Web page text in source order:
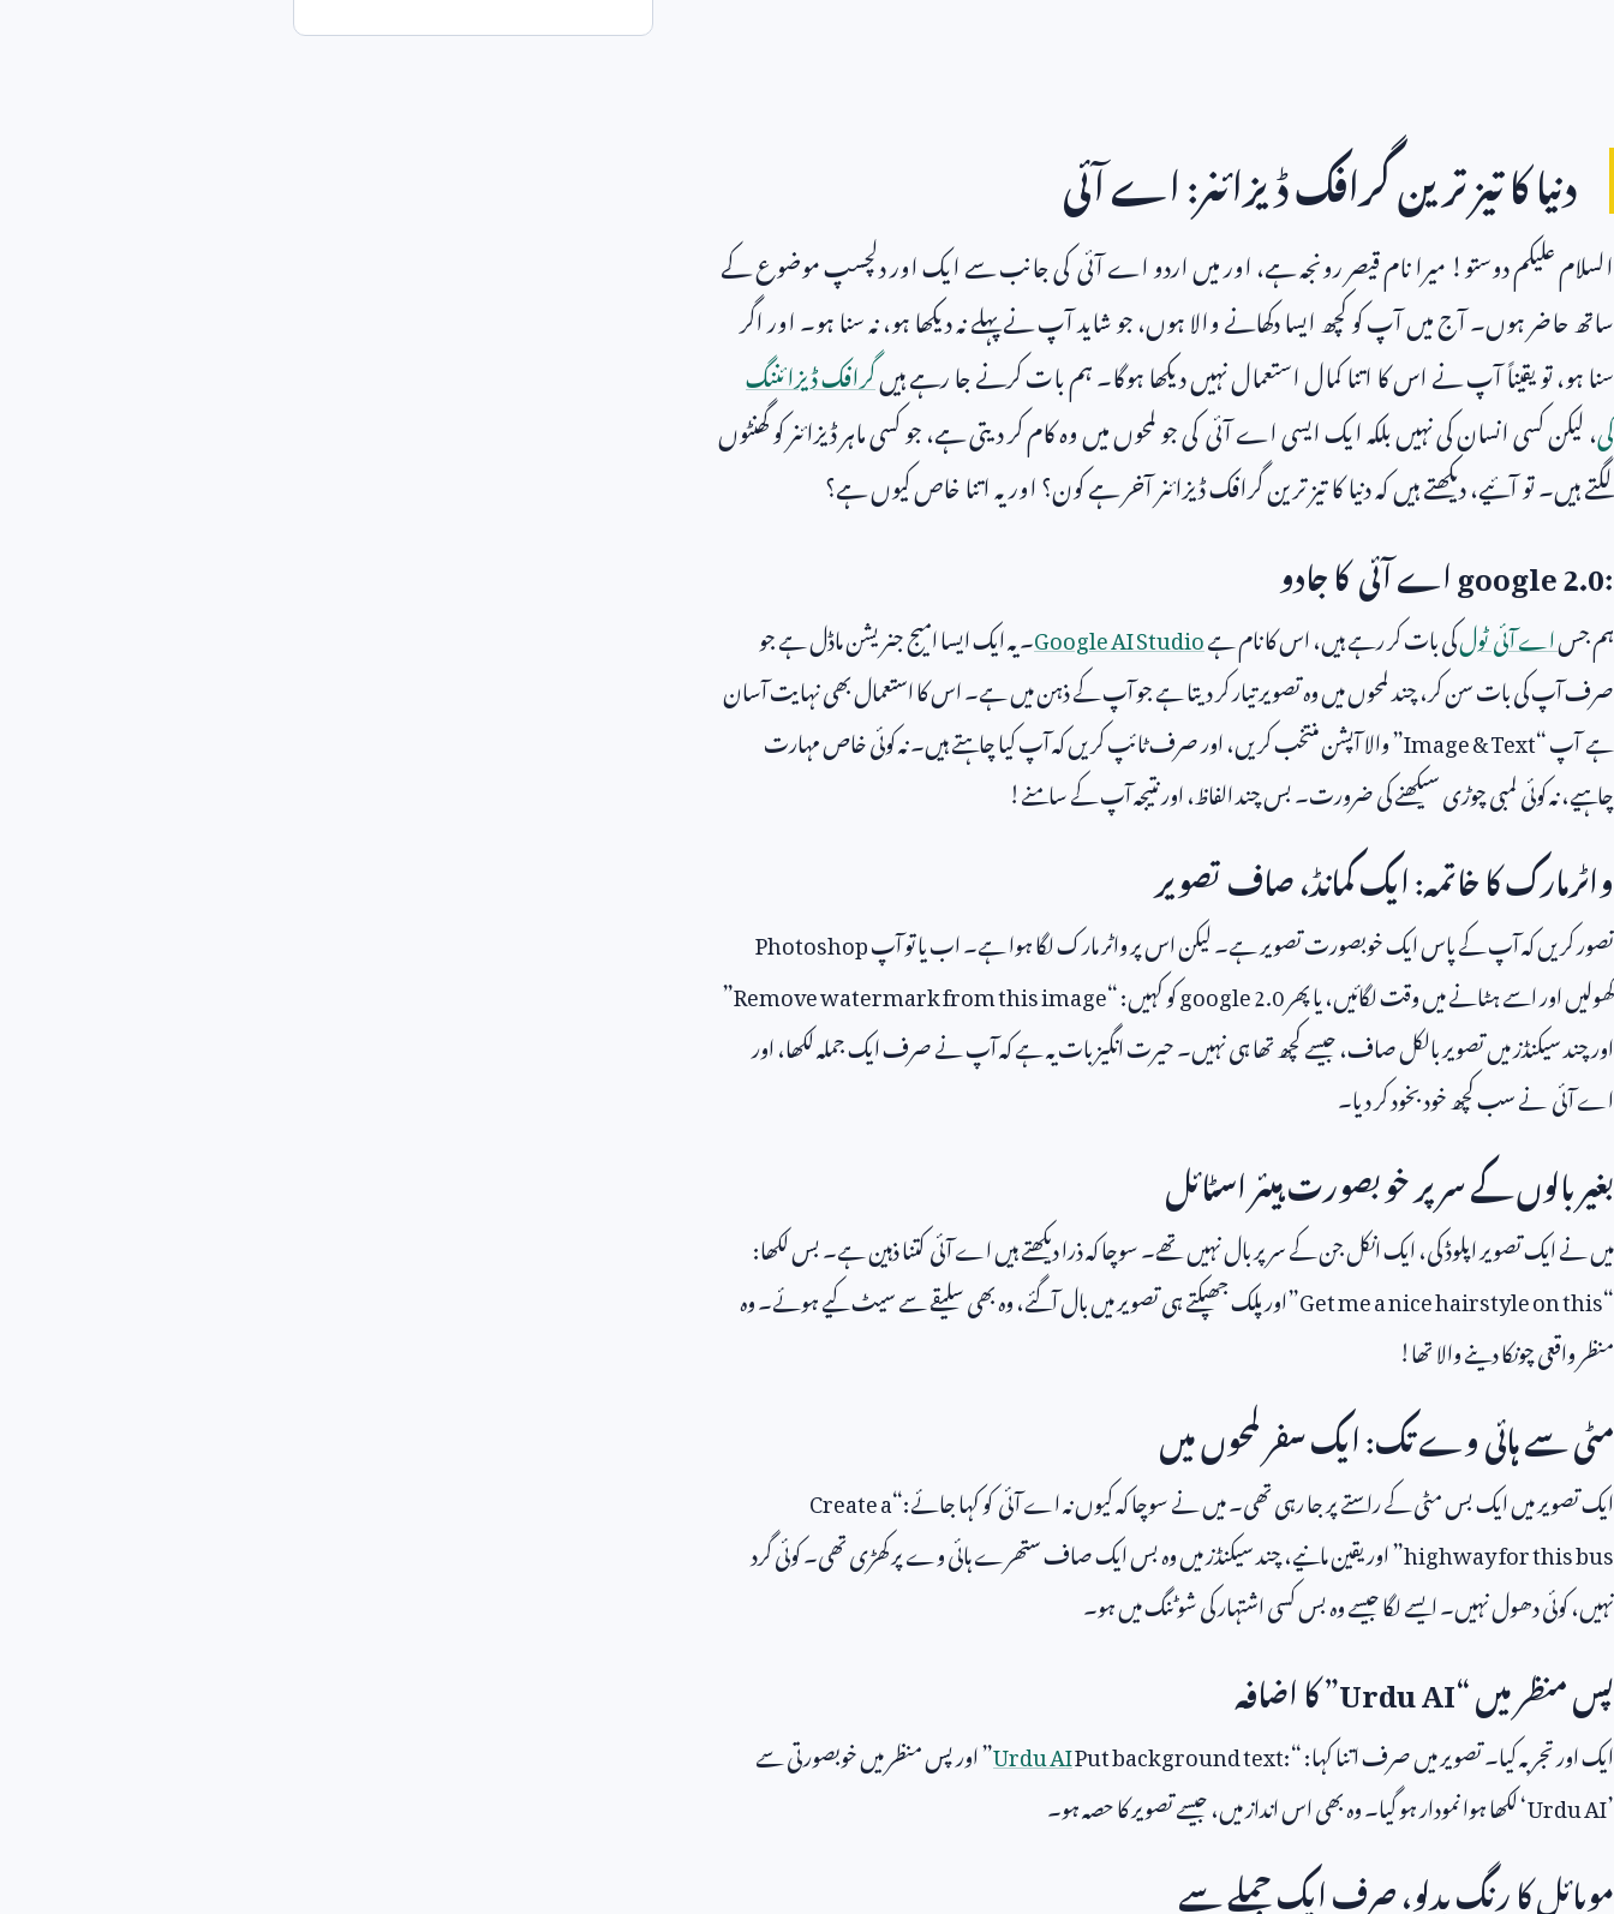
دنیا کا تیز ترین گرافک ڈیزائنر: اے آئی
السلام علیکم دوستو! میرا نام قیصر رونجہ ہے، اور میں اردو اے آئی کی جانب سے ایک اور دلچسپ موضوع کے
ساتھ حاضر ہوں۔ آج میں آپ کو کچھ ایسا دکھانے والا ہوں، جو شاید آپ نے پہلے نہ دیکھا ہو، نہ سنا ہو۔ اور اگر
سنا ہو، تو یقیناً آپ نے اس کا اتنا کمال استعمال نہیں دیکھا ہوگا۔ ہم بات کرنے جا رہے ہیںگرافک ڈیزائننگ
کی، لیکن کسی انسان کی نہیں بلکہ ایک ایسی اے آئی کی جو لمحوں میں وہ کام کر دیتی ہے، جو کسی ماہر ڈیزائنر کو گھنٹوں
لگتے ہیں۔ تو آئیے، دیکھتے ہیں کہ دنیا کا تیز ترین گرافک ڈیزائنر آخر ہے کون؟ اور یہ اتنا خاص کیوں ہے؟
google 2.0:اے آئی کا جادو
ہم جساے آئی ٹولکی بات کر رہے ہیں، اس کا نام ہےGoogle AI Studio۔ یہ ایک ایسا امیج جنریشن ماڈل ہے جو
صرف آپ کی بات سن کر، چند لمحوں میں وہ تصویر تیار کر دیتا ہے جو آپ کے ذہن میں ہے۔ اس کا استعمال بھی نہایت آسان
ہے آپ “Image & Text” والا آپشن منتخب کریں، اور صرف ٹائپ کریں کہ آپ کیا چاہتے ہیں۔ نہ کوئی خاص مہارت
چاہیے، نہ کوئی لمبی چوڑی سیکھنے کی ضرورت۔ بس چند الفاظ، اور نتیجہ آپ کے سامنے!
واٹرمارک کا خاتمہ: ایک کمانڈ، صاف تصویر
تصور کریں کہ آپ کے پاس ایک خوبصورت تصویر ہے۔ لیکن اس پر واٹر مارک لگا ہوا ہے۔ اب یا تو آپPhotoshop
کھولیں اور اسے ہٹانے میں وقت لگائیں، یا پھرgoogle 2.0کو کہیں: “Remove watermark from this image
”
اور چند سیکنڈز میں تصویر بالکل صاف، جیسے کچھ تھا ہی نہیں۔ حیرت انگیز بات یہ ہے کہ آپ نے صرف ایک جملہ لکھا، اور
اے آئی نے سب کچھ خود بخود کر دیا۔
بغیر بالوں کے سر پر خوبصورت ہیئر اسٹائل
میں نے ایک تصویر اپلوڈ کی، ایک انکل جن کے سر پر بال نہیں تھے۔ سوچا کہ ذرا دیکھتے ہیں اے آئی کتنا ذہین ہے۔ بس لکھا:
“
Get me a nice hairstyle on this”اور پلک جھپکتے ہی تصویر میں بال آگئے، وہ بھی سلیقے سے سیٹ کیے ہوئے۔ وہ
منظر واقعی چونکا دینے والا تھا!
مٹی سے ہائی وے تک: ایک سفر لمحوں میں
ایک تصویر میں ایک بس مٹی کے راستے پر جا رہی تھی۔ میں نے سوچا کہ کیوں نہ اے آئی کو کہا جائے:“Create a
highway for this bus” اور یقین مانیے، چند سیکنڈز میں وہ بس ایک صاف ستھرے ہائی وے پر کھڑی تھی۔ کوئی گرد
نہیں، کوئی دھول نہیں۔ ایسے لگا جیسے وہ بس کسی اشتہار کی شوٹنگ میں ہو۔
پس منظر میں “Urdu AI” کا اضافہ
ایک اور تجربہ کیا۔ تصویر میں صرف اتنا کہا: “Put background text:
Urdu AI” اور پس منظر میں خوبصورتی سے
’
Urdu AI‘ لکھا ہوا نمودار ہو گیا۔ وہ بھی اس انداز میں، جیسے تصویر کا حصہ ہو۔
موبائل کا رنگ بدلو، صرف ایک جملے سے